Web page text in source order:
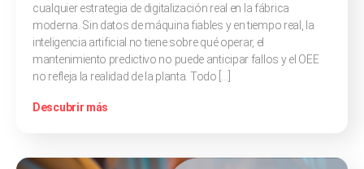
cualquier estrategia de digitalización real en la fábrica
moderna. Sin datos de máquina fiables y en tiempo real, la
inteligencia artificial no tiene sobre qué operar, el
mantenimiento predictivo no puede anticipar fallos y el OEE
no refleja la realidad de la planta. Todo […]
Descubrir más